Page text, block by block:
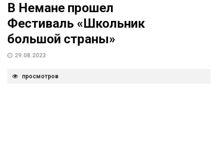
В Немане прошел
Фестиваль «Школьник
большой страны»
29.08.2023
просмотров